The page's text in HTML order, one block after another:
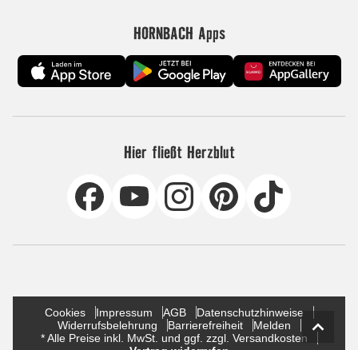
HORNBACH Apps
Hier fließt Herzblut
Cookies Impressum AGB
Datenschutzhinweise
Widerrufsbelehrung
Barrierefreiheit
Melden
* Alle Preise inkl. MwSt. und ggf. zzgl. Versandkosten